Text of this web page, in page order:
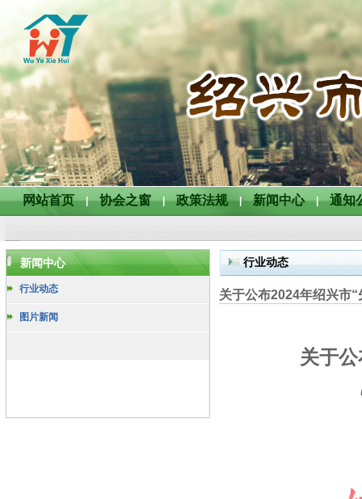
网站首页 | 协会之窗 | 政策法规 | 新闻中心 | 通知
新闻中心
行业动态
图片新闻
行业动态
关于公布2024年绍兴市
关于